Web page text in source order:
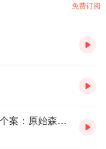
免费订阅
意象体现与物化体验（七）意象体现个案：原始森林的探索